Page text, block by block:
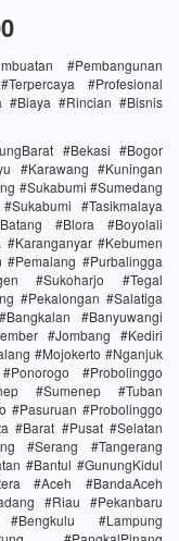
#Pembangunan
#Profesional
#Biaya #Rincian #Bisnis
#Bekasi #Bogor
#Karawang #Kuningan
#Sukabumi #Sumedang
#Tasikmalaya
#Blora #Boyolali
#Kebumen
#Purbalingga
#Sukoharjo #Tegal
#Pekalongan #Salatiga
#Banyuwangi
#Jombang #Kediri
#Mojokerto #Nganjuk
#Probolinggo
#Sumenep #Tuban
#Pasuruan #Probolinggo
#Barat #Pusat #Selatan
#Serang #Tangerang
#Bantul #GunungKidul
#Aceh #BandaAceh
#Riau #Pekanbaru
#Lampung